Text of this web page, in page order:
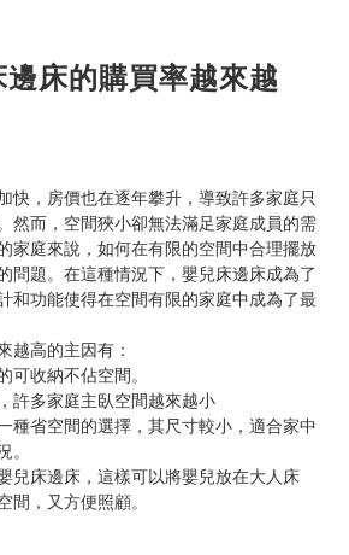
床的購買率越來越
快，房價也在逐年攀升，導致許多家庭只
然而，空間狹小卻無法滿足家庭成員的需
家庭來說，如何在有限的空間中合理擺放
問題。在這種情況下，嬰兒床邊床成為了
和功能使得在空間有限的家庭中成為了最
越高的主因有：
可收納不佔空間。
許多家庭主臥空間越來越小
種省空間的選擇，其尺寸較小，適合家中
。
兒床邊床，這樣可以將嬰兒放在大人床
間，又方便照顧。